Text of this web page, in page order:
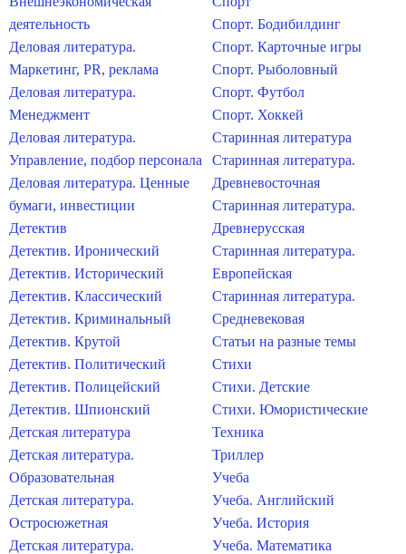
деятельность
Деловая литература.
Маркетинг, PR, реклама
Деловая литература.
Менеджмент
Деловая литература.
Управление, подбор персонала
Деловая литература. Ценные
бумаги, инвестиции
Детектив
Детектив. Иронический
Детектив. Исторический
Детектив. Классический
Детектив. Криминальный
Детектив. Крутой
Детектив. Политический
Детектив. Полицейский
Детектив. Шпионский
Детская литература
Детская литература.
Образовательная
Детская литература.
Остросюжетная
Детская литература.
Спорт. Бодибилдинг
Спорт. Карточные игры
Спорт. Рыболовный
Спорт. Футбол
Спорт. Хоккей
Старинная литература
Старинная литература.
Древневосточная
Старинная литература.
Древнерусская
Старинная литература.
Европейская
Старинная литература.
Средневековая
Статьи на разные темы
Стихи
Стихи. Детские
Стихи. Юмористические
Техника
Триллер
Учеба
Учеба. Английский
Учеба. История
Учеба. Математика